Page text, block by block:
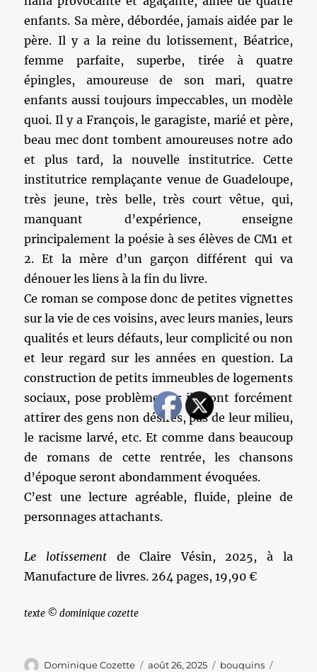
enfants. Sa mère, débordée, jamais aidée par le
père. Il y a la reine du lotissement, Béatrice,
femme parfaite, superbe, tirée à quatre
épingles, amoureuse de son mari, quatre
enfants aussi toujours impeccables, un modèle
quoi. Il y a François, le garagiste, marié et père,
beau mec dont tombent amoureuses notre ado
et plus tard, la nouvelle institutrice. Cette
institutrice remplaçante venue de Guadeloupe,
très jeune, très belle, très court vêtue, qui,
manquant d’expérience, enseigne
principalement la poésie à ses élèves de CM1 et
2. Et la mère d’un garçon différent qui va
dénouer les liens à la fin du livre.
Ce roman se compose donc de petites vignettes
sur la vie de ces voisins, avec leurs manies, leurs
qualités et leurs défauts, leur complicité ou non
et leur regard sur les années en question. La
construction de petits immeubles de logements
sociaux, pose problème car ils vont forcément
attirer des gens non désirés, pas de leur milieu,
le racisme larvé, etc. Et comme dans beaucoup
de romans de cette rentrée, les chansons
d’époque seront abondamment évoquées.
C’est une lecture agréable, fluide, pleine de
personnages attachants.
Le lotissement de Claire Vésin, 2025, à la
Manufacture de livres. 264 pages, 19,90 €
texte © dominique cozette
Auteur
Dominique Cozette
Publié
août 26, 2025 Catégories
bouquins